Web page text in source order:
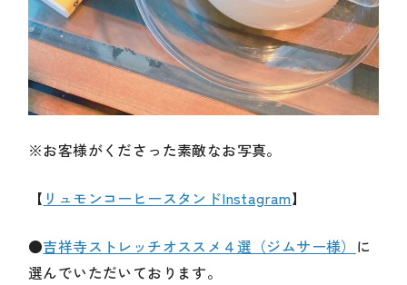
※お客様がくださった素敵なお写真。
【 リュモンコーヒースタンドInstagram】
●吉祥寺ストレッチオススメ４選（ジムサー様） に
選んでいただいております。